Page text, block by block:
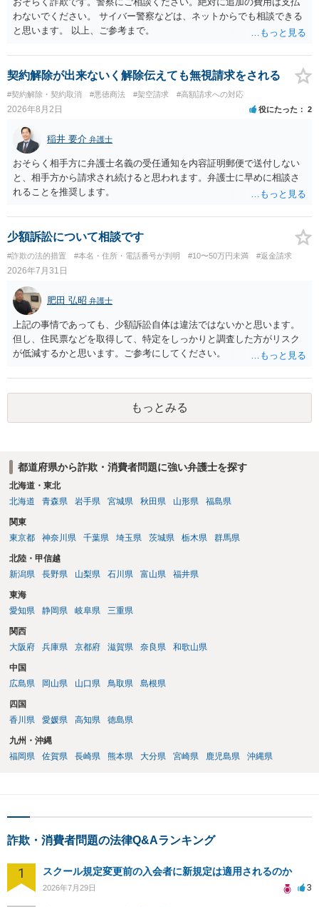
わないでください。 サイバー警察などは、ネットからでも相談できる
と思います。 以上、ご参考まで。
契約解除が出来ないく解除伝えても無視請求をされる
#契約解除・契約取消 #悪徳商法 #架空請求 #高額請求への対応
2026年8月2日 役にたった 2
稲井 要介 弁護士
おそらく相手方に弁護士名義の受任通知を内容証明郵便で送付しない
と、相手方から請求され続けると思われます。弁護士に早めに相談さ
れることを推奨します。
少額訴訟について相談です
#詐欺の法的措置 #本名・住所・電話番号が判明 #10〜50万円未満 #返金請求
2026年7月31日
肥田 弘昭 弁護士
上記の事情であっても、少額訴訟自体は違法ではないかと思います。
但し、住民票などを取得して、特定をしっかりと調査した方がリスク
が低減するかと思います。ご参考にしてください。
もっとみる
都道府県から詐欺・消費者問題に強い弁護士を探す
北海道・東北
北海道
青森県 岩手県 宮城県 秋田県 山形県 福島県
関東
東京都
神奈川県 千葉県 埼玉県 茨城県 栃木県 群馬県
北陸・甲信越
新潟県
長野県 山梨県 石川県 富山県 福井県
東海
愛知県
静岡県 岐阜県 三重県
関西
大阪府
兵庫県 京都府 滋賀県 奈良県 和歌山県
中国
広島県
岡山県 山口県 鳥取県 島根県
四国
香川県
愛媛県 高知県 徳島県
九州・沖縄
福岡県
佐賀県 長崎県 熊本県 大分県 宮崎県 鹿児島県 沖縄県
詐欺・消費者問題の法律Q&Aランキング
1 スクール規定変更前の入会者に新規定は適用されるのか
2026年7月29日 3